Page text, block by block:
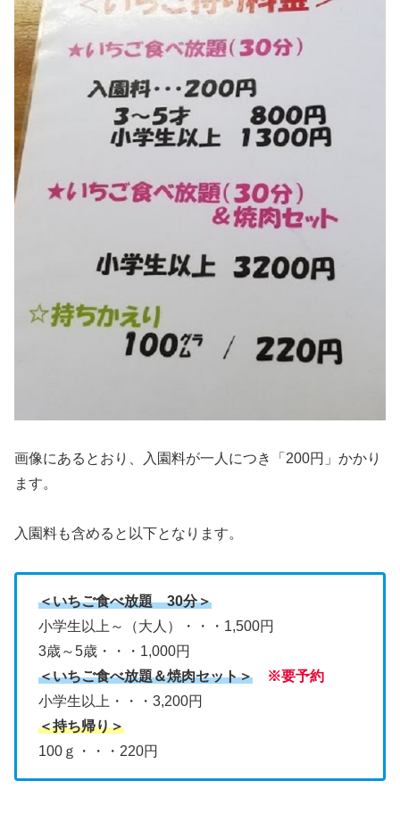
画像にあるとおり、入園料が一人につき「200円」かかり
ます。
入園料も含めると以下となります。
＜いちご食べ放題 30分＞
小学生以上～（大人）・・・1,500円
3歳～5歳・・・1,000円
＜いちご食べ放題＆焼肉セット＞
※要予約
小学生以上・・・3,200円
＜持ち帰り＞
100ｇ・・・220円